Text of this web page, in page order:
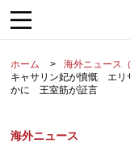
ホーム
海外ニュース（
キャサリン妃が憤慨 エリ
かに 王室筋が証言
海外ニュース